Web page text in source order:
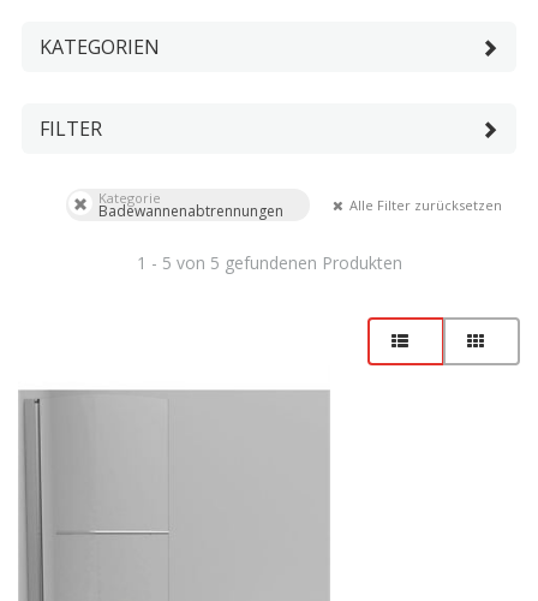
KATEGORIEN
FILTER
Kategorie
Badewannenabtrennungen Alle Filter zurücksetzen
1 - 5 von 5 gefundenen Produkten